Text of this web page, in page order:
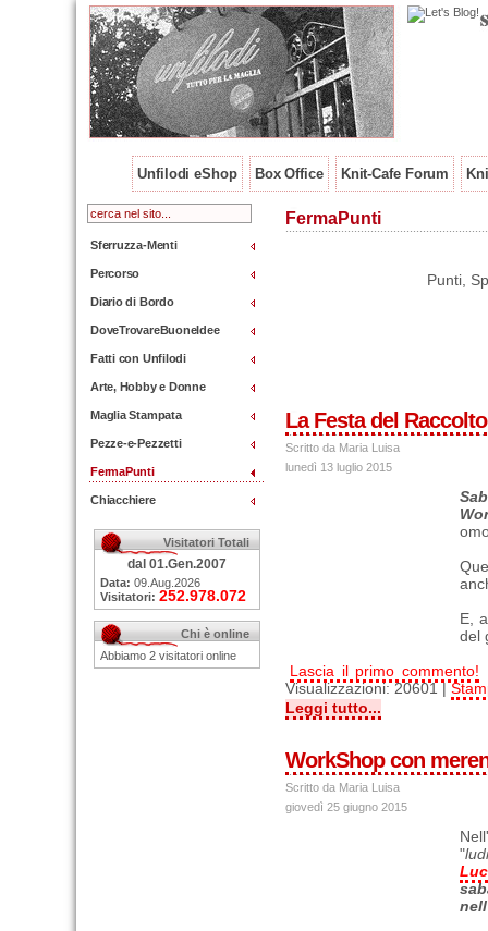
Unfilodi eShop Box Office Knit-Cafe Forum
Sferruzza-Menti
Percorso
Diario di Bordo
DoveTrovareBuoneIdee
Fatti con Unfilodi
Arte, Hobby e Donne
Maglia Stampata
Pezze-e-Pezzetti
FermaPunti
Chiacchiere
Visitatori Totali
dal 01.Gen.2007
Data: 09.Aug.2026
Visitatori: 252.978.072
Chi è online
Abbiamo 2 visitatori online
FermaPunti
Punti,
La Festa del Raccolto
Scritto da Maria Luisa
lunedì 13 luglio 2015
E,
del
Lascia il primo commento!
Visualizzazioni: 20601 |
Leggi tutto...
WorkShop con
Scritto da Maria Luisa
giovedì 25 giugno 2015
"